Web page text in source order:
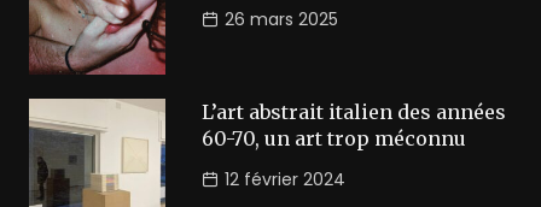
26 mars 2025
L’art abstrait italien des années
60-70, un art trop méconnu
12 février 2024